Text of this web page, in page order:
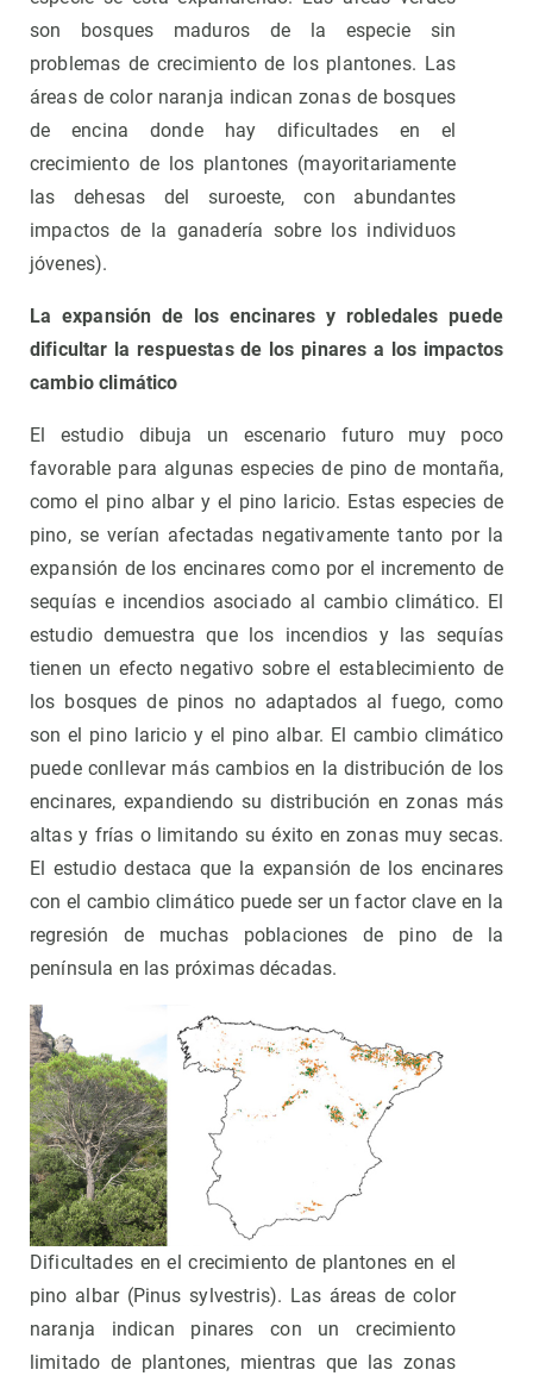
son bosques maduros de la especie sin
problemas de crecimiento de los plantones. Las
áreas de color naranja indican zonas de bosques
de encina donde hay dificultades en el
crecimiento de los plantones (mayoritariamente
las dehesas del suroeste, con abundantes
impactos de la ganadería sobre los individuos
jóvenes).
La expansión de los encinares y robledales puede
dificultar la respuestas de los pinares a los impactos
cambio climático
El estudio dibuja un escenario futuro muy poco
favorable para algunas especies de pino de montaña,
como el pino albar y el pino laricio. Estas especies de
pino, se verían afectadas negativamente tanto por la
expansión de los encinares como por el incremento de
sequías e incendios asociado al cambio climático. El
estudio demuestra que los incendios y las sequías
tienen un efecto negativo sobre el establecimiento de
los bosques de pinos no adaptados al fuego, como
son el pino laricio y el pino albar. El cambio climático
puede conllevar más cambios en la distribución de los
encinares, expandiendo su distribución en zonas más
altas y frías o limitando su éxito en zonas muy secas.
El estudio destaca que la expansión de los encinares
con el cambio climático puede ser un factor clave en la
regresión de muchas poblaciones de pino de la
península en las próximas décadas.
Dificultades en el crecimiento de plantones en el
pino albar (Pinus sylvestris). Las áreas de color
naranja indican pinares con un crecimiento
limitado de plantones, mientras que las zonas